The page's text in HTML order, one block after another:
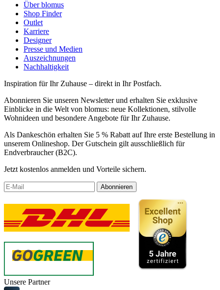
Über blomus
Shop Finder
Outlet
Karriere
Designer
Presse und Medien
Auszeichnungen
Nachhaltigkeit
Inspiration für Ihr Zuhause – direkt in Ihr Postfach.
Abonnieren Sie unseren Newsletter und erhalten Sie exklusive
Einblicke in die Welt von blomus: neue Kollektionen, stilvolle
Wohnideen und besondere Angebote für Ihr Zuhause.
Als Dankeschön erhalten Sie 5 % Rabatt auf Ihre erste Bestellung in
unserem Onlineshop. Der Gutschein gilt ausschließlich für
Endverbraucher (B2C).
Jetzt kostenlos anmelden und Vorteile sichern.
Abonnieren
Unsere Partner